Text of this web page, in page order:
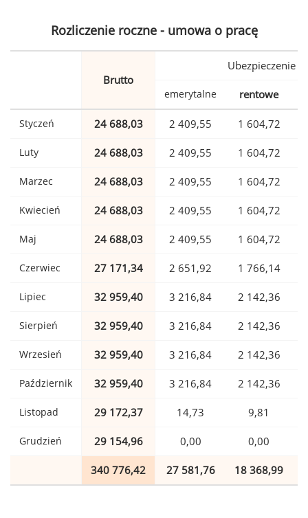
Rozliczenie roczne - umowa o pracę
Brutto
Ubezpieczenie
emerytalne rentowe
Styczeń 24 688,03 2 409,55 1 604,72
Luty 24 688,03 2 409,55 1 604,72
Marzec 24 688,03 2 409,55 1 604,72
Kwiecień 24 688,03 2 409,55 1 604,72
Maj 24 688,03 2 409,55 1 604,72
Czerwiec 27 171,34 2 651,92 1 766,14
Lipiec 32 959,40 3 216,84 2 142,36
Sierpień 32 959,40 3 216,84 2 142,36
Wrzesień 32 959,40 3 216,84 2 142,36
Październik 32 959,40 3 216,84 2 142,36
Listopad 29 172,37 14,73 9,81
Grudzień 29 154,96 0,00 0,00
340 776,42 27 581,76 18 368,99